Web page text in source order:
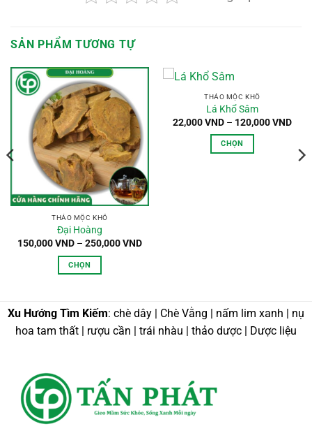
SẢN PHẨM TƯƠNG TỰ
THẢO MỘC KHÔ
Đại Hoàng
150,000VND – 250,000VNDKhoảng
CHỌN
này
có
nhiều
chọn
THẢO MỘC KHÔ
Lá Khổ Sâm
22,000VND – 120,000VND
đến
CHỌN
có
được
VND
VND
Xu Hướng Tìm Kiếm: chè dây | Chè Vằng | nấm lim xanh | nụ
hoa tam thất | rượu cần | trái nhàu | thảo dược | Dược liệu